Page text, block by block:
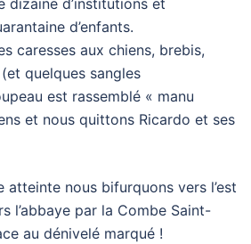
dizaine d’institutions et
d’enfants.
caresses aux chiens, brebis,
quelques sangles
est rassemblé « manu
et nous quittons Ricardo et ses
atteinte nous bifurquons vers l’est
l’abbaye par la Combe Saint-
au dénivelé marqué !